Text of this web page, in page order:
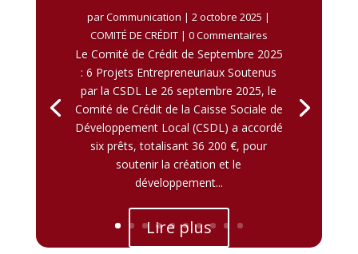
parCommunication |2 octobre 2025 |
COMITÉ DE CRÉDIT| 0 Commentaires
Le Comité de Crédit de Septembre 2025
: 6 Projets Entrepreneuriaux Soutenus
par la CSDL Le 26 septembre 2025, le
Comité de Crédit de la Caisse Sociale de
Développement Local (CSDL) a accordé
six prêts, totalisant 36 200 €, pour
soutenir la création et le
développement...
Lire plus